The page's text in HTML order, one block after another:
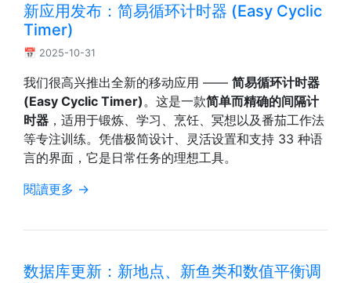
新应用发布：简易循环计时器 (Easy Cyclic
Timer)
📅 2025-10-31
我们很高兴推出全新的移动应用 —— 简易循环计时器
(Easy Cyclic Timer) 。这是一款简单而精确的间隔计
时器 ，适用于锻炼、学习、烹饪、冥想以及番茄工作法
等专注训练。凭借极简设计、灵活设置和支持 33 种语
言的界面，它是日常任务的理想工具。
閱讀更多 →
数据库更新：新地点、新鱼类和数值平衡调